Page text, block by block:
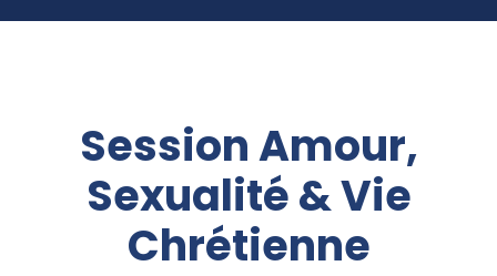
Session Amour,
Sexualité & Vie
Chrétienne